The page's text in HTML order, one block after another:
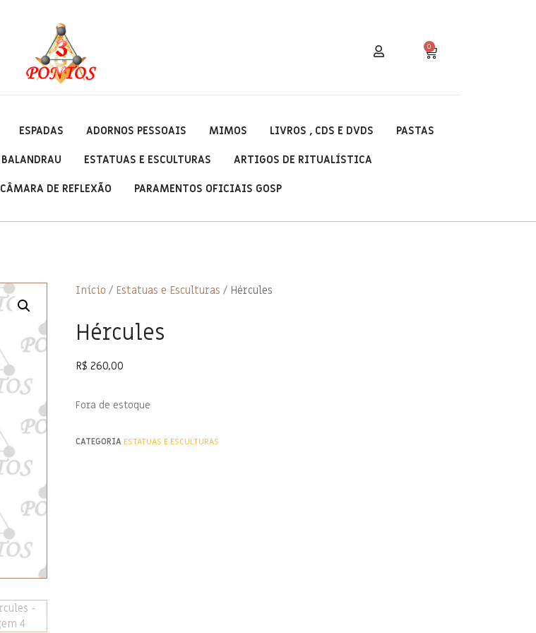
0
ESPADAS ADORNOS PESSOAIS MIMOS LIVROS , CDS E DVDS PASTAS
BALANDRAU ESTATUAS E ESCULTURAS ARTIGOS DE RITUALÍSTICA
CÂMARA DE REFLEXÃO PARAMENTOS OFICIAIS GOSP
Início / Estatuas e Esculturas / Hércules
Hércules
R$ 260,00
Fora de estoque
CATEGORIA ESTATUAS E ESCULTURAS